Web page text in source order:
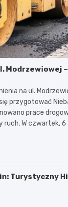
Modrzewiowej
na ul.
przygotować
prace
ruch. W czwartek,
Turystyczny